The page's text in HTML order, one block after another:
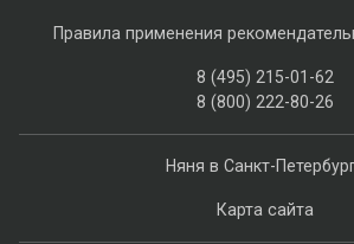
Няня в Санкт-
Карта сайта
Правила применения
8 (495) 215-01-62
8 (800) 222-80-26